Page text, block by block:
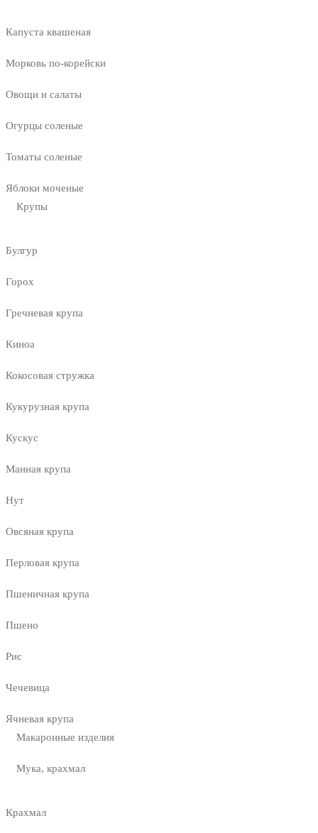
Капуста квашеная
Морковь по-корейски
Овощи и салаты
Огурцы соленые
Томаты соленые
Яблоки моченые
Крупы
Булгур
Горох
Гречневая крупа
Киноа
Кокосовая стружка
Кукурузная крупа
Кускус
Манная крупа
Нут
Овсяная крупа
Перловая крупа
Пшеничная крупа
Пшено
Рис
Чечевица
Ячневая крупа
Макаронные изделия
Мука, крахмал
Крахмал